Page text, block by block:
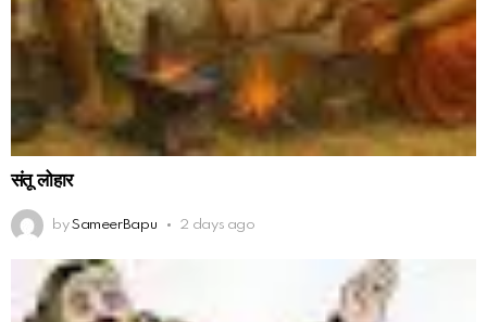
संतू लोहार
by SameerBapu 2 days ago